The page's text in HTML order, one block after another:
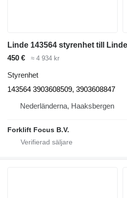
Linde 143564 styrenhet till
450 €
≈ 4 934 kr
Styrenhet
143564 3903608509, 3903608847
Nederländerna, Haaksbergen
Forklift Focus B.V.